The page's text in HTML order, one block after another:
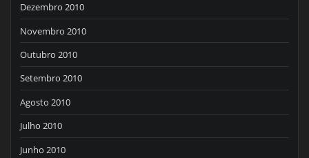
Dezembro 2010
Novembro 2010
Outubro 2010
Setembro 2010
Agosto 2010
Julho 2010
Junho 2010